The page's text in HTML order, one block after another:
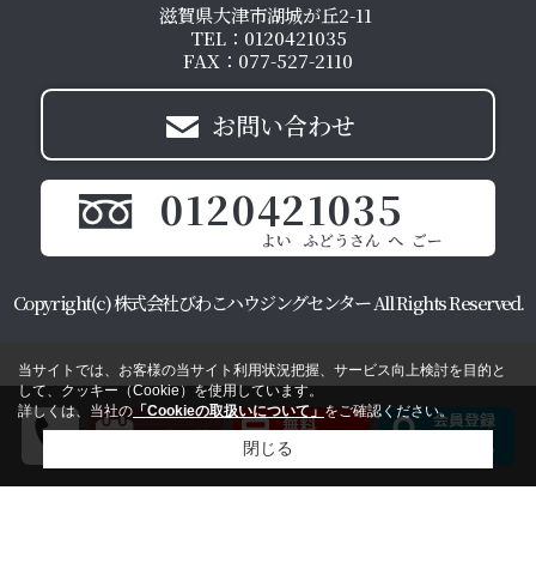
滋賀県大津市湖城が丘2-11
TEL：0120421035
FAX：077-527-2110
お問い合わせ
0120421035
Copyright(c) 株式会社びわこハウジングセンター All Rights Reserved.
当サイトでは、お客様の当サイト利用状況把握、サービス向上検討を目的と
して、クッキー（Cookie）を使用しています。
詳しくは、当社の 「Cookieの取扱いについて」 をご確認ください。
閉じる